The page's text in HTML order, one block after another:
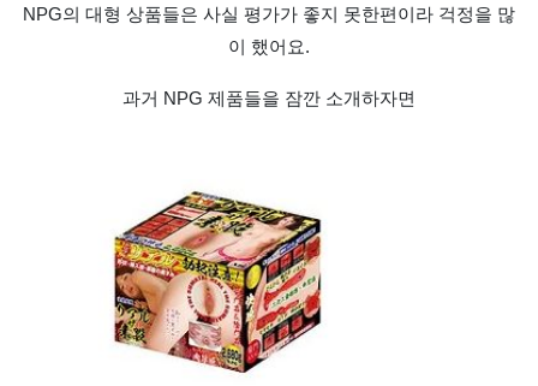
NPG의 대형 상품들은 사실 평가가 좋지 못한편이라 걱정을 많
이 했어요.
과거 NPG 제품들을 잠깐 소개하자면